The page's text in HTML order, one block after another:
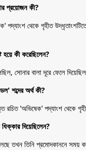
প্রয়োজন কী?
থেকে গৃহীত
হয়ে কী করেছিলেন?
সোনার বালা দূরে ফেলে
শব্দের অর্থ কী?
রচিত 'অভিষেক' পদ্যাংশ থেকে
দিয়েছিলেন?
তখন তিনি প্রমোদকাননে সময়